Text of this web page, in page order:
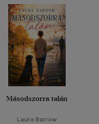
Másodszorra talán
Laura Barrow